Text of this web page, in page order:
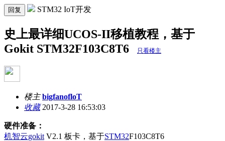
回复 STM32 IoT开发
史上最详细UCOS-II移植教程，基于
Gokit STM32F103C8T6
只看楼主
楼主 bigfanofloT
收藏2017-3-28 16:53:03
硬件准备：
机智云gokit V2.1 板卡，基于STM32F103C8T6